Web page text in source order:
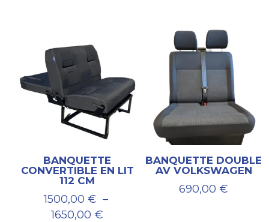
BANQUETTE
CONVERTIBLE EN LIT
112 CM
1500,00 € –
1650,00€
BANQUETTE DOUBLE
AV VOLKSWAGEN
690,00€